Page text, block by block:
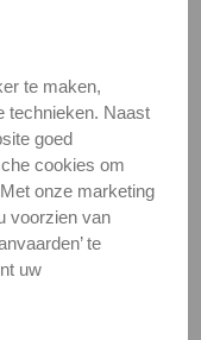
€ 4,20incl. btw
Voorraad:0
pakketpost
Maatvoering
te maken,
technieken. Naast
goed
cookies om
onze marketing
voorzien van
te
uw